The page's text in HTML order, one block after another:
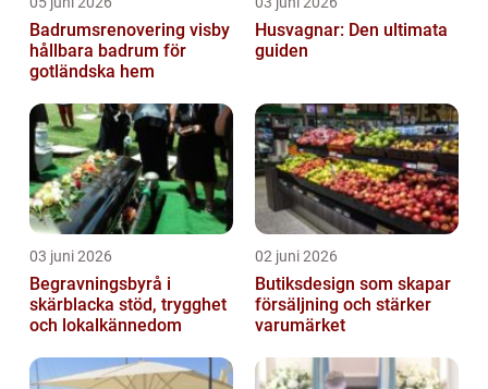
Badrumsrenovering visby
hållbara badrum för
gotländska hem
Husvagnar: Den ultimata
guiden
03 juni 2026
Begravningsbyrå i
skärblacka stöd, trygghet
och lokalkännedom
02 juni 2026
Butiksdesign som skapar
försäljning och stärker
varumärket